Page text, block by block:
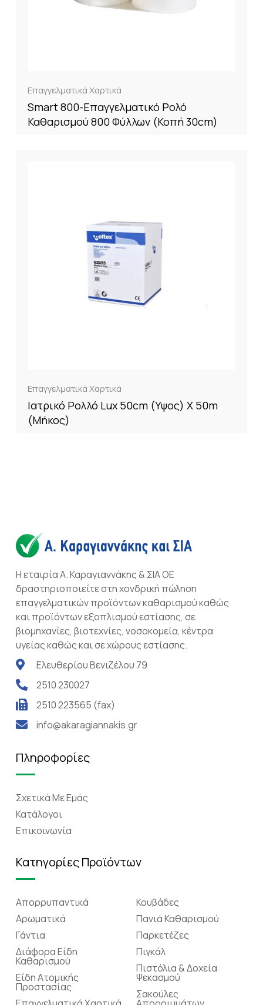
Επαγγελματικά Χαρτικά
Smart 800-Επαγγελματικό Ρολό
Καθαρισμού 800 Φύλλων (Κοπή 30cm)
Επαγγελματικά Χαρτικά
Ιατρικό Ρολλό Lux 50cm (Yψος) X 50m
(Μήκος)
Η εταιρία Α. Καραγιαννάκης & ΣΙΑ ΟΕ
δραστηριοποιείτε στη χονδρική πώληση
επαγγελματικών προϊόντων καθαρισμού καθώς
και προϊόντων εξοπλισμού εστίασης, σε
βιομηχανίες, βιοτεχνίες, νοσοκομεία, κέντρα
υγείας καθώς και σε χώρους εστίασης.
Ελευθερίου Βενιζέλου 79
2510 230027
2510 223565 (fax)
info@akaragiannakis.gr
Πληροφορίες
Σχετικά Mε Eμάς
Κατάλογοι
Επικοινωνία
Κατηγορίες Προϊόντων
Απορρυπαντικά
Αρωματικά
Γάντια
Διάφορα Είδη
Καθαρισμού
Είδη Ατομικής
Προστασίας
Κουβάδες
Πανιά Καθαρισμού
Παρκετέζες
Πιγκάλ
Πιστόλια & Δοχεία
Ψεκασμού
Σακούλες